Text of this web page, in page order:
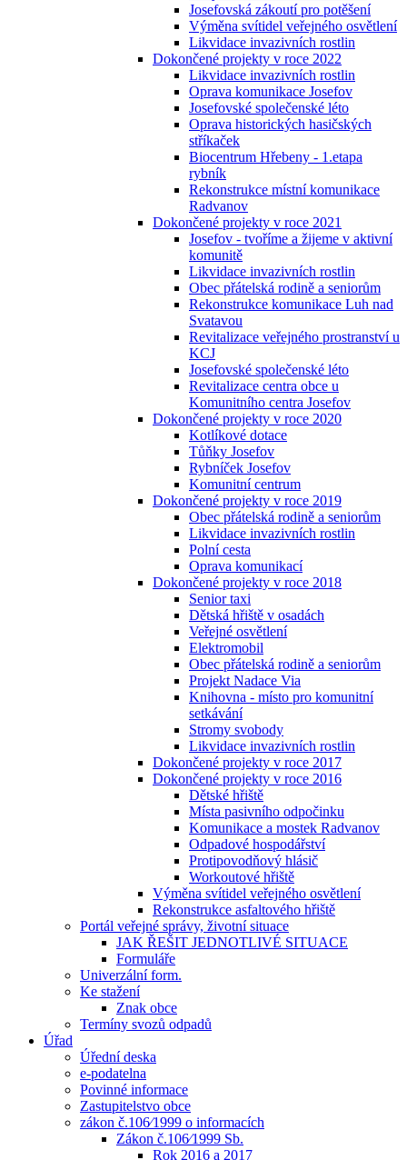
Josefovská zákoutí pro potěšení
Výměna svítidel veřejného osvětlení
Likvidace invazivních rostlin
Dokončené projekty v roce 2022
Likvidace invazivních rostlin
Oprava komunikace Josefov
Josefovské společenské léto
Oprava historických hasičských
stříkaček
Biocentrum Hřebeny - 1.etapa
rybník
Rekonstrukce místní komunikace
Radvanov
Dokončené projekty v roce 2021
Josefov - tvoříme a žijeme v aktivní
komunitě
Likvidace invazivních rostlin
Obec přátelská rodině a seniorům
Rekonstrukce komunikace Luh nad
Svatavou
Revitalizace veřejného prostranství u
KCJ
Josefovské společenské léto
Revitalizace centra obce u
Komunitního centra Josefov
Dokončené projekty v roce 2020
Kotlíkové dotace
Tůňky Josefov
Rybníček Josefov
Komunitní centrum
Dokončené projekty v roce 2019
Obec přátelská rodině a seniorům
Likvidace invazivních rostlin
Polní cesta
Oprava komunikací
Dokončené projekty v roce 2018
Senior taxi
Dětská hřiště v osadách
Veřejné osvětlení
Elektromobil
Obec přátelská rodině a seniorům
Projekt Nadace Via
Knihovna - místo pro komunitní
setkávání
Stromy svobody
Likvidace invazivních rostlin
Dokončené projekty v roce 2017
Dokončené projekty v roce 2016
Dětské hřiště
Místa pasivního odpočinku
Komunikace a mostek Radvanov
Odpadové hospodářství
Protipovodňový hlásič
Workoutové hřiště
Výměna svítidel veřejného osvětlení
Rekonstrukce asfaltového hřiště
Portál veřejné správy, životní situace
JAK ŘEŠIT JEDNOTLIVÉ SITUACE
Formuláře
Univerzální form.
Ke stažení
Znak obce
Termíny svozů odpadů
Úřad
Úřední deska
e-podatelna
Povinné informace
Zastupitelstvo obce
zákon č.106⁄1999 o informacích
Zákon č.106⁄1999 Sb.
Rok 2016 a 2017